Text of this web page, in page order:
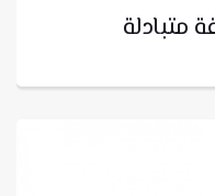
متبادلة